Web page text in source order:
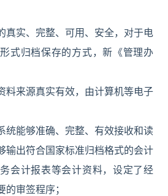
真实、完整、可用、安全，对于电
式归档保存的方式，新《管理办
料来源真实有效，由计算机等电子
统能够准确、完整、有效接收和读
输出符合国家标准归档格式的会计
会计报表等会计资料，设定了经
审签程序；